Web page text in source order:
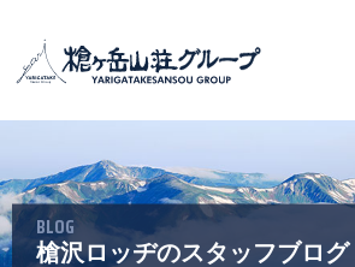
BLOG
槍沢ロッヂのスタッフブログ